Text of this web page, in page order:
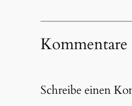
Kommentare
Schreibe einen